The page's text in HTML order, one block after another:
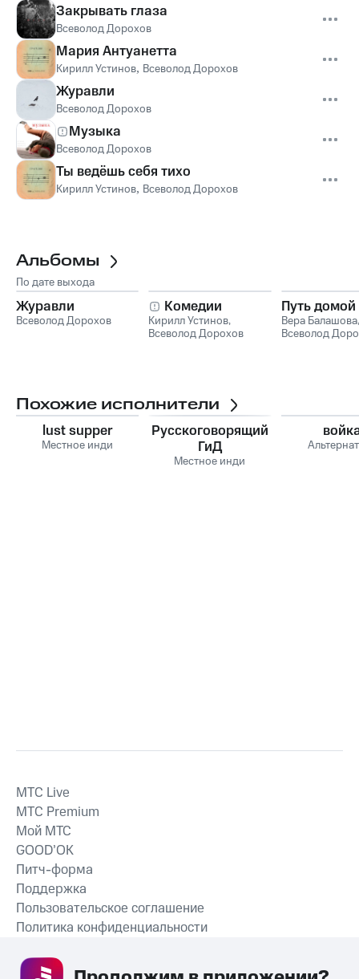
Закрывать глаза
Всеволод Дорохов
Мария Антуанетта
Кирилл Устинов, Всеволод Дорохов
Журавли
Всеволод Дорохов
Музыка
Всеволод Дорохов
Ты ведёшь себя тихо
Кирилл Устинов, Всеволод Дорохов
Альбомы
По дате выхода
Журавли
Всеволод Дорохов
Комедии
Кирилл Устинов,
Всеволод Дорохов
Путь домой
Вера Балашова,
Всеволод
Похожие исполнители
lust supper
Местное инди
Русскоговорящий
ГиД
Местное инди
СКАЧАТЬ ПРИЛОЖЕНИЕ
MTС Live
MTС Premium
Мой МТС
GOOD’OK
Питч-форма
Поддержка
Пользовательское соглашение
Политика конфиденциальности